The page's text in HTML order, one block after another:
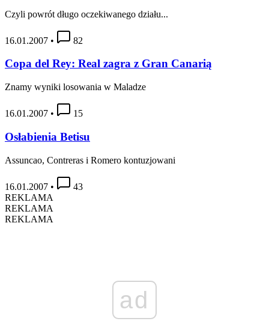
Czyli powrót długo oczekiwanego działu...
16.01.2007 • 82
Copa del Rey: Real zagra z Gran Canarią
Znamy wyniki losowania w Maladze
16.01.2007 • 15
Osłabienia Betisu
Assuncao, Contreras i Romero kontuzjowani
16.01.2007 •
43
REKLAMA
REKLAMA
REKLAMA
ad